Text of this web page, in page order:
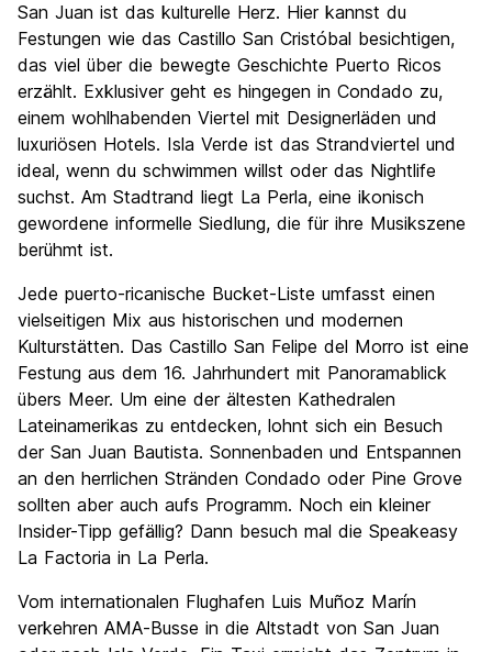
San Juan ist das kulturelle Herz. Hier kannst du
Festungen wie das Castillo San Cristóbal besichtigen,
das viel über die bewegte Geschichte Puerto Ricos
erzählt. Exklusiver geht es hingegen in Condado zu,
einem wohlhabenden Viertel mit Designerläden und
luxuriösen Hotels. Isla Verde ist das Strandviertel und
ideal, wenn du schwimmen willst oder das Nightlife
suchst. Am Stadtrand liegt La Perla, eine ikonisch
gewordene informelle Siedlung, die für ihre Musikszene
berühmt ist.
Jede puerto-ricanische Bucket-Liste umfasst einen
vielseitigen Mix aus historischen und modernen
Kulturstätten. Das Castillo San Felipe del Morro ist eine
Festung aus dem 16. Jahrhundert mit Panoramablick
übers Meer. Um eine der ältesten Kathedralen
Lateinamerikas zu entdecken, lohnt sich ein Besuch
der San Juan Bautista. Sonnenbaden und Entspannen
an den herrlichen Stränden Condado oder Pine Grove
sollten aber auch aufs Programm. Noch ein kleiner
Insider-Tipp gefällig? Dann besuch mal die Speakeasy
La Factoria in La Perla.
Vom internationalen Flughafen Luis Muñoz Marín
verkehren AMA-Busse in die Altstadt von San Juan